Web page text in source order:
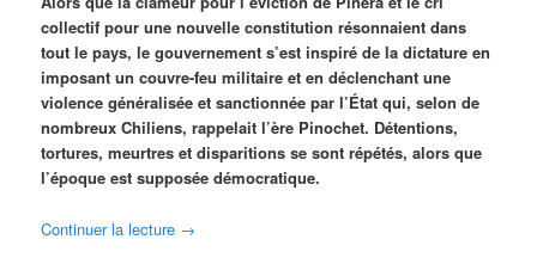
collectif pour une nouvelle constitution résonnaient dans
tout le pays, le gouvernement s’est inspiré de la dictature en
imposant un couvre-feu militaire et en déclenchant une
violence généralisée et sanctionnée par l’État qui, selon de
nombreux Chiliens, rappelait l’ère Pinochet. Détentions,
tortures, meurtres et disparitions se sont répétés, alors que
l’époque est supposée démocratique.
Continuer la lecture →